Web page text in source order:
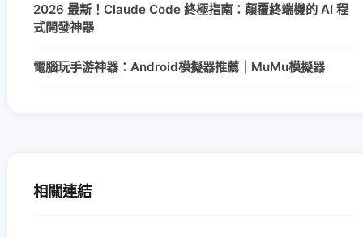
2026 最新！Claude Code 終極指南：顛覆終端機的 AI 程
式開發神器
電腦玩手游神器：Android模擬器推薦｜MuMu模擬器
相關連結